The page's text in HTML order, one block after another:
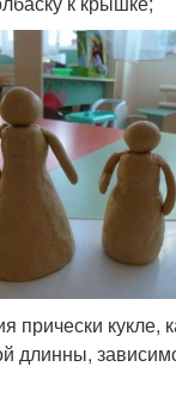
прически кукле,
длинны,